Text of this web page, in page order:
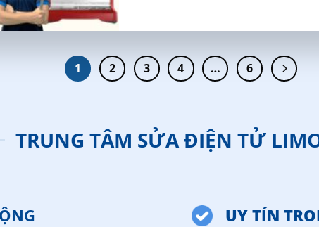
1 2 3 4 … 6
TRUNG TÂM SỬA ĐIỆN TỬ
UY TÍN